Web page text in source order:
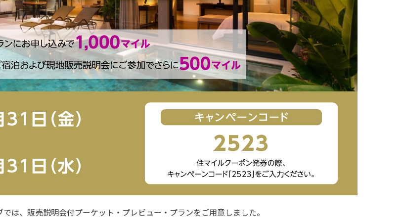
は、販売説明会付プーケット・プレビュー・プランをご用意しました。